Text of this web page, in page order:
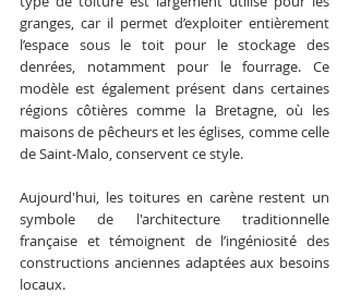
granges, car il permet d’exploiter entièrement
l’espace sous le toit pour le stockage des
denrées, notamment pour le fourrage. Ce
modèle est également présent dans certaines
régions côtières comme la Bretagne, où les
maisons de pêcheurs et les églises, comme celle
de Saint-Malo, conservent ce style.
Aujourd'hui, les toitures en carène restent un
symbole de l'architecture traditionnelle
française et témoignent de l’ingéniosité des
constructions anciennes adaptées aux besoins
locaux.